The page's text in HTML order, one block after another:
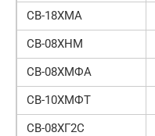
СВ-18ХМА
СВ-08ХНМ
СВ-08ХМФА
СВ-10ХМФТ
СВ-08ХГ2С